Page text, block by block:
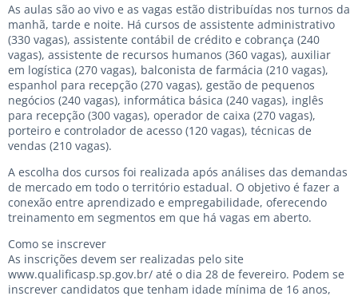
As aulas são ao vivo e as vagas estão distribuídas nos turnos da
manhã, tarde e noite. Há cursos de assistente administrativo
(330 vagas), assistente contábil de crédito e cobrança (240
vagas), assistente de recursos humanos (360 vagas), auxiliar
em logística (270 vagas), balconista de farmácia (210 vagas),
espanhol para recepção (270 vagas), gestão de pequenos
negócios (240 vagas), informática básica (240 vagas), inglês
para recepção (300 vagas), operador de caixa (270 vagas),
porteiro e controlador de acesso (120 vagas), técnicas de
vendas (210 vagas).
A escolha dos cursos foi realizada após análises das demandas
de mercado em todo o território estadual. O objetivo é fazer a
conexão entre aprendizado e empregabilidade, oferecendo
treinamento em segmentos em que há vagas em aberto.
Como se inscrever
As inscrições devem ser realizadas pelo site
www.qualificasp.sp.gov.br/ até o dia 28 de fevereiro. Podem se
inscrever candidatos que tenham idade mínima de 16 anos,